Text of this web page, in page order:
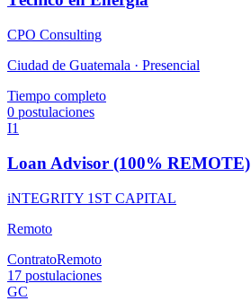
CPO Consulting
Ciudad de Guatemala · Presencial
Tiempo completo
0 postulaciones
I1
Loan Advisor (100% REMOTE)
iNTEGRITY 1ST CAPITAL
Remoto
ContratoRemoto
17 postulaciones
GC